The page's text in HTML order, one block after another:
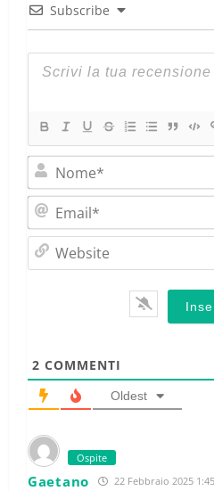
Subscribe
2 COMMENTI
Oldest
Ospite
Gaetano 22 Febbraio 2025 1:45